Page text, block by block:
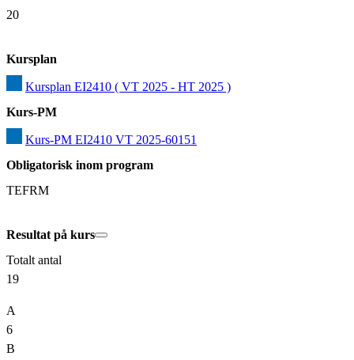
20
Kursplan
Kursplan EI2410 ( VT 2025 - HT 2025 )
Kurs-PM
Kurs-PM EI2410 VT 2025-60151
Obligatorisk inom program
TEFRM
Resultat på kurs
Totalt antal
19
A
6
B